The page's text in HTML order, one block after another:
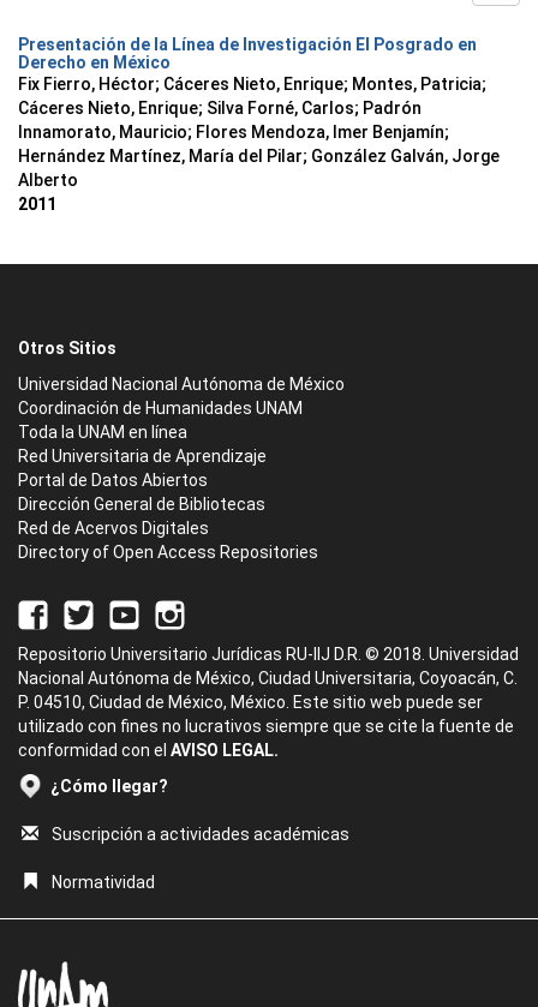
Presentación de la Línea de Investigación El Posgrado en
Derecho en México
Fix Fierro, Héctor; Cáceres Nieto, Enrique; Montes, Patricia;
Cáceres Nieto, Enrique; Silva Forné, Carlos; Padrón
Innamorato, Mauricio; Flores Mendoza, Imer Benjamín;
Hernández Martínez, María del Pilar; González Galván, Jorge
Alberto
2011
Otros Sitios
Universidad Nacional Autónoma de México
Coordinación de Humanidades UNAM
Toda la UNAM en línea
Red Universitaria de Aprendizaje
Portal de Datos Abiertos
Dirección General de Bibliotecas
Red de Acervos Digitales
Directory of Open Access Repositories
Repositorio Universitario Jurídicas RU-IIJ D.R. © 2018. Universidad
Nacional Autónoma de México, Ciudad Universitaria, Coyoacán, C.
P. 04510, Ciudad de México, México. Este sitio web puede ser
utilizado con fines no lucrativos siempre que se cite la fuente de
conformidad con el AVISO LEGAL.
¿Cómo llegar?
Suscripción a actividades académicas
Normatividad